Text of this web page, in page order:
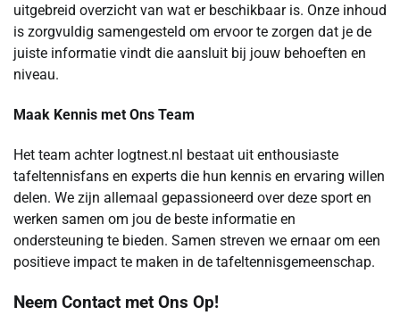
uitgebreid overzicht van wat er beschikbaar is. Onze inhoud
is zorgvuldig samengesteld om ervoor te zorgen dat je de
juiste informatie vindt die aansluit bij jouw behoeften en
niveau.
Maak Kennis met Ons Team
Het team achter logtnest.nl bestaat uit enthousiaste
tafeltennisfans en experts die hun kennis en ervaring willen
delen. We zijn allemaal gepassioneerd over deze sport en
werken samen om jou de beste informatie en
ondersteuning te bieden. Samen streven we ernaar om een
positieve impact te maken in de tafeltennisgemeenschap.
Neem Contact met Ons Op!